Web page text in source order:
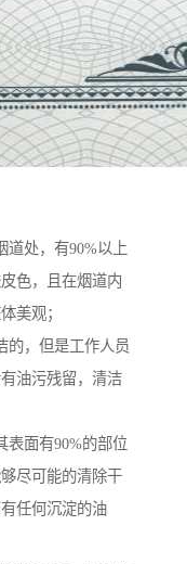
道处，有90%以上
色，且在烟道内
美观；
的，但是工作人员
油污残留，清洁
表面有90%的部位
尽可能的清除干
任何沉淀的油